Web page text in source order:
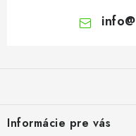
info@
äInformácie pre vás